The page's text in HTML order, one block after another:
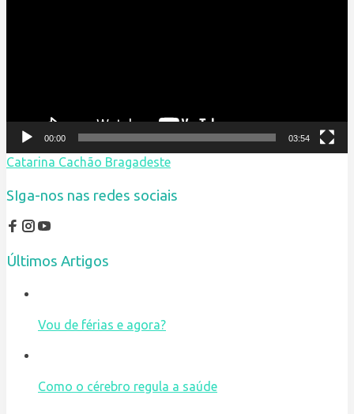
00:00 03:54
Catarina Cachão Bragadeste
SIga-nos nas redes sociais
Últimos Artigos
Vou de férias e agora?
Como o cérebro regula a saúde